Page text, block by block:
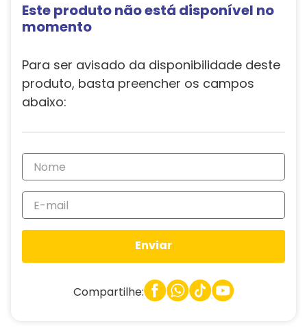
Este produto não está disponível no
momento
Para ser avisado da disponibilidade deste
produto, basta preencher os campos
abaixo:
Enviar
Compartilhe: